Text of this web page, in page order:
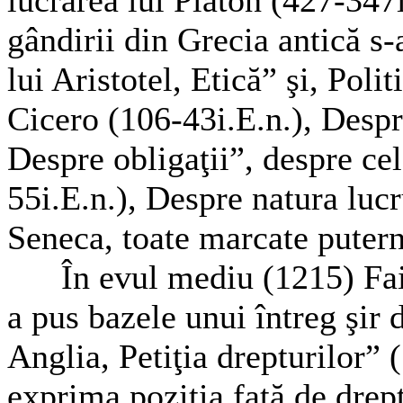
gândirii din Grecia antică
lui Aristotel, Etică” şi,
Cicero (106-43i.E.n.),
Despre obligaţii”, despre
55i.E.n.), Despre natura
Seneca, toate marcate
În evul mediu (1215)
a pus bazele unui întreg
Anglia, Petiţia drepturilor”